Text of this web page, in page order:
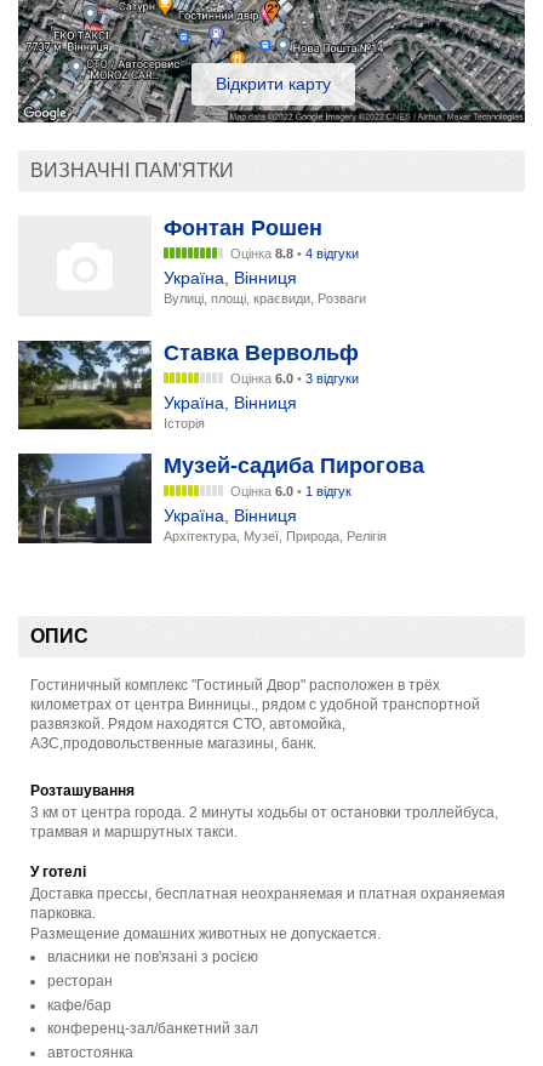
Відкрити карту
ВИЗНАЧНІ ПАМ'ЯТКИ
Фонтан Рошен
Оцінка 8.8 • 4 відгуки
Україна Вінниця
Вулиці, площі, краєвиди, Розваги
Ставка Вервольф
Оцінка 6.0 • 3 відгуки
Україна Вінниця
Історія
Музей-садиба Пирогова
Оцінка 6.0 • 1 відгук
Україна, Вінниця
Архітектура, Музеї, Природа, Релігія
ОПИС
Гостиничный комплекс "Гостиный Двор" расположен в трёх
километрах от центра Винницы., рядом с удобной транспортной
развязкой. Рядом находятся СТО, автомойка,
АЗС,продовольственные магазины, банк.
Розташування
3 км от центра города. 2 минуты ходьбы от остановки троллейбуса,
трамвая и маршрутных такси.
У готелі
Доставка прессы, бесплатная неохраняемая и платная охраняемая
парковка.
Размещение домашних животных не допускается.
власники не пов'язані з росією
ресторан
кафе/бар
конференц-зал/банкетний зал
автостоянка